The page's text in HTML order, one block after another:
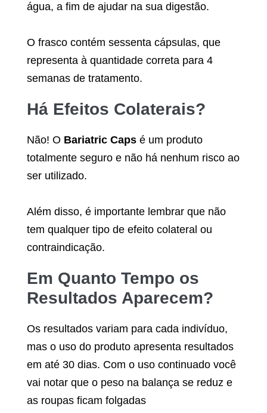
água, a fim de ajudar na sua digestão.
O frasco contém sessenta cápsulas, que
representa à quantidade correta para 4
semanas de tratamento.
Há Efeitos Colaterais?
Não! O Bariatric Caps é um produto
totalmente seguro e não há nenhum risco ao
ser utilizado.
Além disso, é importante lembrar que não
tem qualquer tipo de efeito colateral ou
contraindicação.
Em Quanto Tempo os
Resultados Aparecem?
Os resultados variam para cada indivíduo,
mas o uso do produto apresenta resultados
em até 30 dias. Com o uso continuado você
vai notar que o peso na balança se reduz e
as roupas ficam folgadas